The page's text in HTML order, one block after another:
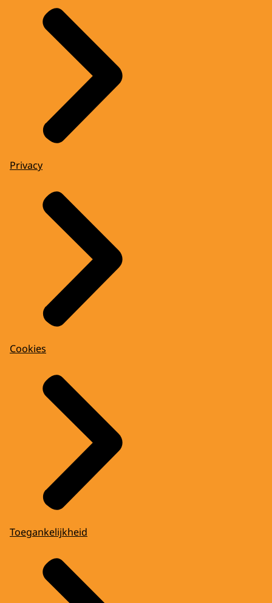
Privacy
Cookies
Toegankelijkheid